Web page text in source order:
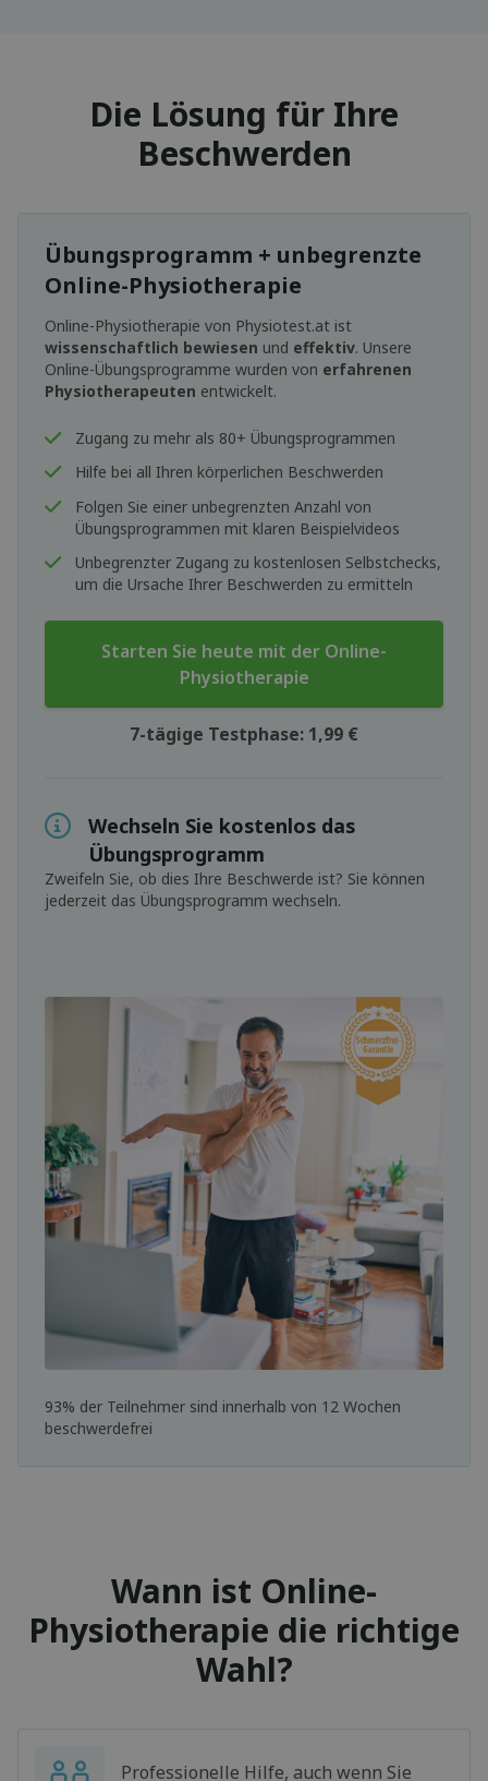
Die Lösung für Ihre
Beschwerden
Übungsprogramm + unbegrenzte
Online-Physiotherapie
Online-Physiotherapie von Physiotest.at ist
wissenschaftlich bewiesen und effektiv. Unsere
Online-Übungsprogramme wurden von erfahrenen
Physiotherapeuten entwickelt.
Zugang zu mehr als 80+ Übungsprogrammen
Hilfe bei all Ihren körperlichen Beschwerden
Folgen Sie einer unbegrenzten Anzahl von
Übungsprogrammen mit klaren Beispielvideos
Unbegrenzter Zugang zu kostenlosen Selbstchecks,
um die Ursache Ihrer Beschwerden zu ermitteln
Starten Sie heute mit der Online-
Physiotherapie
7-tägige Testphase: 1,99 €
93% der Teilnehmer sind innerhalb von 12 Wochen
beschwerdefrei
Wechseln Sie kostenlos das
Übungsprogramm
Zweifeln Sie, ob dies Ihre Beschwerde ist? Sie können
jederzeit das Übungsprogramm wechseln.
Wann ist Online-
Physiotherapie die richtige
Wahl?
Professionelle Hilfe, auch wenn Sie